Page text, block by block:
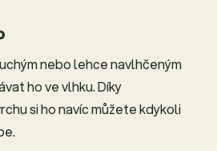
nebo lehce navlhčeným
ho ve vlhku. Díky
si ho navíc můžete kdykoli